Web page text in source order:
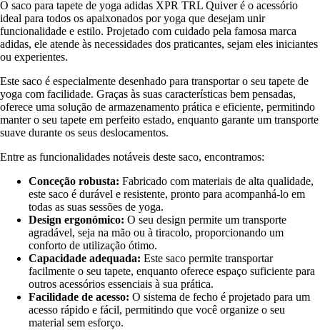
O saco para tapete de yoga adidas XPR TRL Quiver é o acessório
ideal para todos os apaixonados por yoga que desejam unir
funcionalidade e estilo. Projetado com cuidado pela famosa marca
adidas, ele atende às necessidades dos praticantes, sejam eles iniciantes
ou experientes.
Este saco é especialmente desenhado para transportar o seu tapete de
yoga com facilidade. Graças às suas características bem pensadas,
oferece uma solução de armazenamento prática e eficiente, permitindo
manter o seu tapete em perfeito estado, enquanto garante um transporte
suave durante os seus deslocamentos.
Entre as funcionalidades notáveis deste saco, encontramos:
Conceção robusta: Fabricado com materiais de alta qualidade,
este saco é durável e resistente, pronto para acompanhá-lo em
todas as suas sessões de yoga.
Design ergonómico: O seu design permite um transporte
agradável, seja na mão ou à tiracolo, proporcionando um
conforto de utilização ótimo.
Capacidade adequada: Este saco permite transportar
facilmente o seu tapete, enquanto oferece espaço suficiente para
outros acessórios essenciais à sua prática.
Facilidade de acesso: O sistema de fecho é projetado para um
acesso rápido e fácil, permitindo que você organize o seu
material sem esforço.